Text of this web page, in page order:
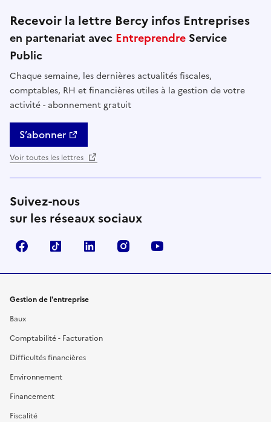
Recevoir la lettre Bercy infos Entreprises
en partenariat avec Entreprendre Service
Public
Chaque semaine, les dernières actualités fiscales,
comptables, RH et financières utiles à la gestion de votre
activité - abonnement gratuit
S’abonner
Voir toutes les lettres
Suivez-nous
sur les réseaux sociaux
FacebookTikTok Linkedin Instagram
Gestion de l'entreprise
Baux
Comptabilité - Facturation
Difficultés financières
Environnement
Financement
Fiscalité